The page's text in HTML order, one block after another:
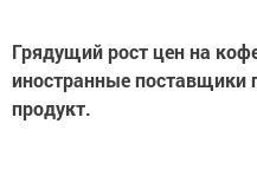
Грядущий рост цен на
иностранные поставщики
продукт.